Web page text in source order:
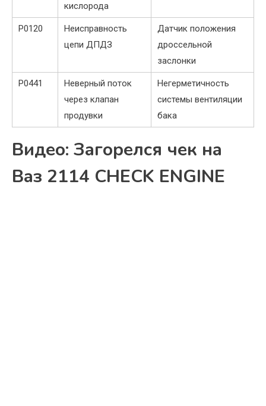
кислорода
P0120
Неисправность
цепи ДПДЗ
Датчик положения
дроссельной
заслонки
P0441
Неверный поток
через клапан
продувки
Негерметичность
системы вентиляции
бака
Видео: Загорелся чек на
Ваз 2114 CHECK ENGINE